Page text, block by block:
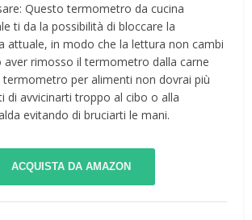
Questo termometro da cucina
ti da la possibilità di bloccare la
attuale, in modo che la lettura non cambi
aver rimosso il termometro dalla carne
termometro per alimenti non dovrai più
di avvicinarti troppo al cibo o alla
evitando di bruciarti le mani.
ACQUISTA DA AMAZON